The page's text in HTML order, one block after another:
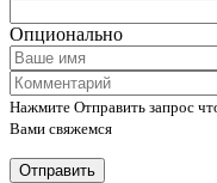
Опционально
Нажмите Отправить запрос
Вами свяжемся
Отправить